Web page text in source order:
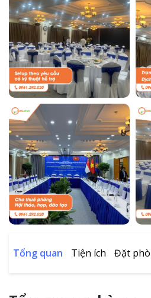
Tổng quan Tiện ích Đặt